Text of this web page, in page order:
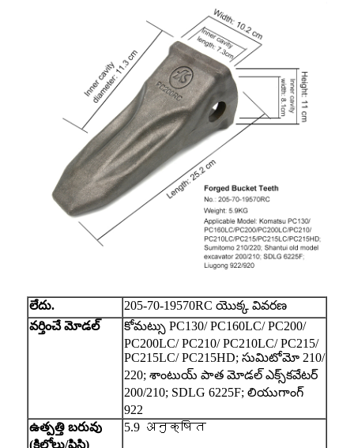
లేదు.
205-70-19570RC యొక్క వివరణ
వర్తించే మోడల్
కోమట్సు PC130/ PC160LC/ PC200/
PC200LC/ PC210/ PC210LC/ PC215/
PC215LC/ PC215HD; సుమిటోమో 210/
220; శాంటుయ్ పాత మోడల్ ఎక్స్‌కవేటర్
200/210; SDLG 6225F; లియుగాంగ్
922
ఉత్పత్తి బరువు
(కిలోలు/పిసి)
5.9 अनुक्षित